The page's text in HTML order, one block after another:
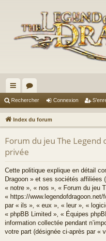
cc
ès
ra
pi
or
u
m
s
Rechercher Connexion
Index du forum
Forum du jeu The Legend
privée
Cette politique explique en détail
Dragoon » et ses sociétés affiliées
« notre », « nos », « Forum du jeu
« https://
par « ils », « eux », « leur », «
« phpBB Limited », « Équipes
information collectée pendant
votre part (désignée ci-après par «